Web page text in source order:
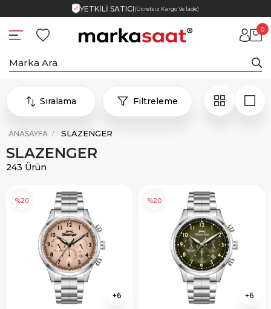
YETKİLİ SATICI(Ücretsiz Kargo Ve İade)
0
Filtreleme
Sıralama
ANASAYFA SLAZENGER
SLAZENGER
243 Ürün
6
%20
6
%20